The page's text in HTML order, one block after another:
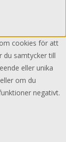
cookies för att
du samtycker till
eller unika
om du
negativt.